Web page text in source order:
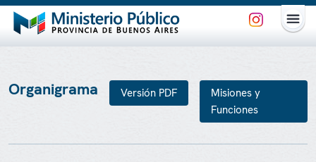
Organigrama
Misiones y
Funciones